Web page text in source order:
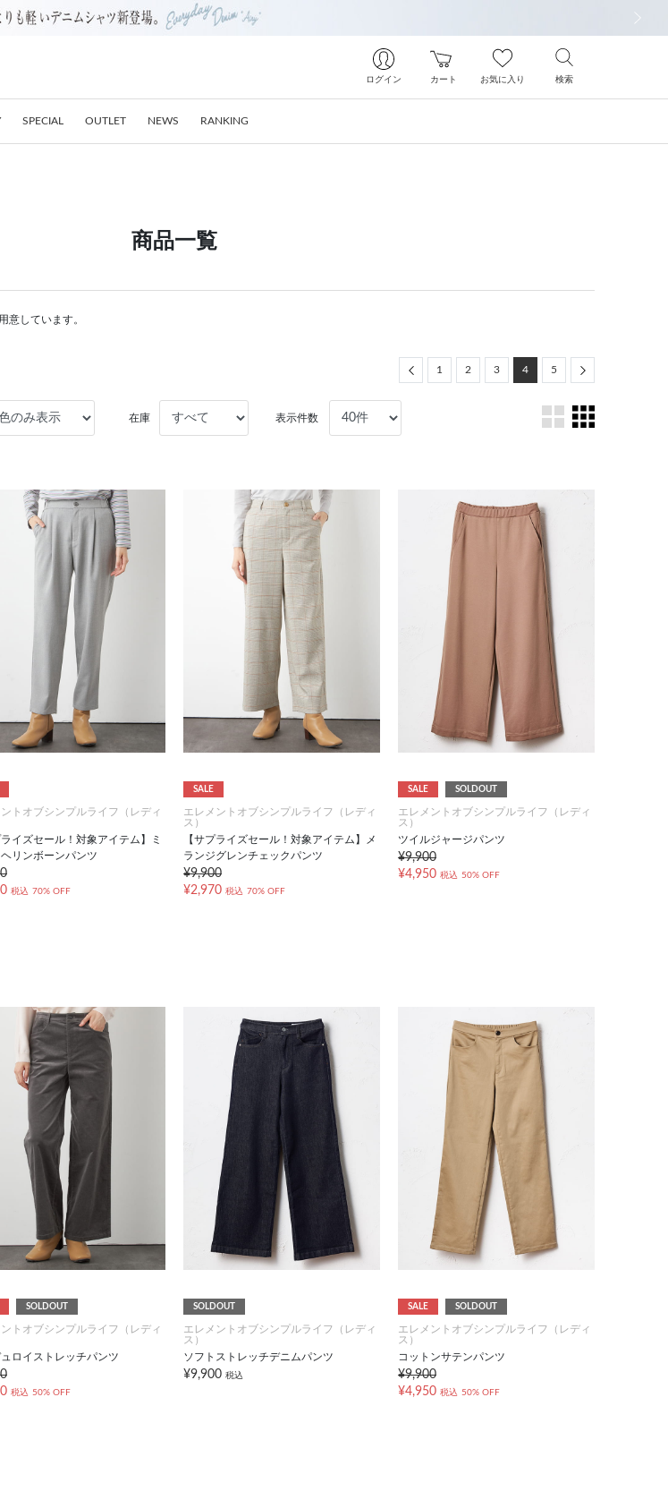
ログイン カート お気に入り 検索
SPECIAL OUTLET NEWS RANKING
商品一覧
意しています。
Previous
1 2 3 4 5 Next
在庫 表示件数
ントオブシンプルライフ（レディ
ライズセール！対象アイテム】ミ
リンボーンパンツ
税込 70% OFF
SALE
エレメントオブシンプルライフ（レディ
ス）
【サプライズセール！対象アイテム】メ
ランジグレンチェックパンツ
¥9,900
¥2,970 税込 70% OFF
SALE SOLDOUT
エレメントオブシンプルライフ（レディ
ス）
ツイルジャージパンツ
¥9,900
¥4,950 税込 50% OFF
SOLDOUT
ントオブシンプルライフ（レディ
ュロイストレッチパンツ
税込 50% OFF
SOLDOUT
エレメントオブシンプルライフ（レディ
ス）
ソフトストレッチデニムパンツ
¥9,900 税込
SALE SOLDOUT
エレメントオブシンプルライフ（レディ
ス）
コットンサテンパンツ
¥9,900
¥4,950 税込 50% OFF